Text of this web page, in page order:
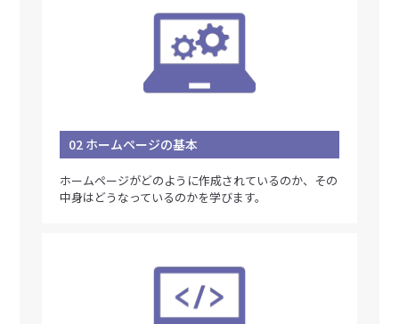
02 ホームページの基本
ホームページがどのように作成されているのか、その
中身はどうなっているのかを学びます。